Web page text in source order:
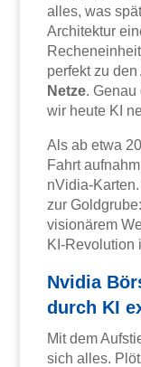
alles, was
Architektur
perfekt zu
Netze.
wir heute KI
Als ab etwa
Fahrt
nVidia-
zur
visionärem
KI-Revolution
Nvidia
durch KI
Mit dem
sich alles.